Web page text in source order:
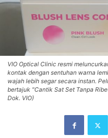
VIO Optical Clinic resmi
kontak dengan sentuhan warna
wajah lebih segar secara instan.
bertajuk "Cantik Sat Set Tanpa
Dok. VIO)